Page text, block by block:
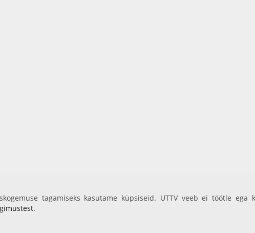
tagamiseks kasutame küpsiseid. UTTV veeb ei töötle ega
.